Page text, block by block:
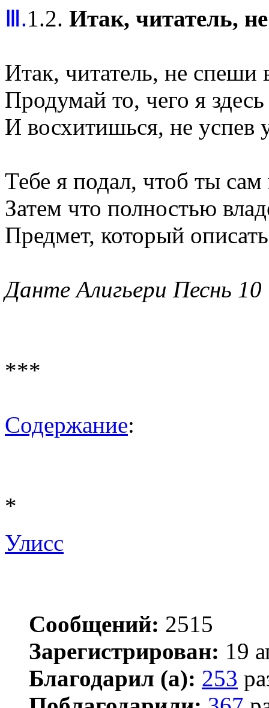
Ⅲ.1.2. Итак, читатель,
Итак, читатель, не спеши
Продумай то, чего я здесь
И восхитишься, не успев
Тебе я подал, чтоб ты сам
Затем что полностью
Предмет, который
Данте Алигьери Песнь
***
Содержание:
*
Улисс
Сообщений: 2515
Зарегистрирован: 19
Благодарил (а): 253